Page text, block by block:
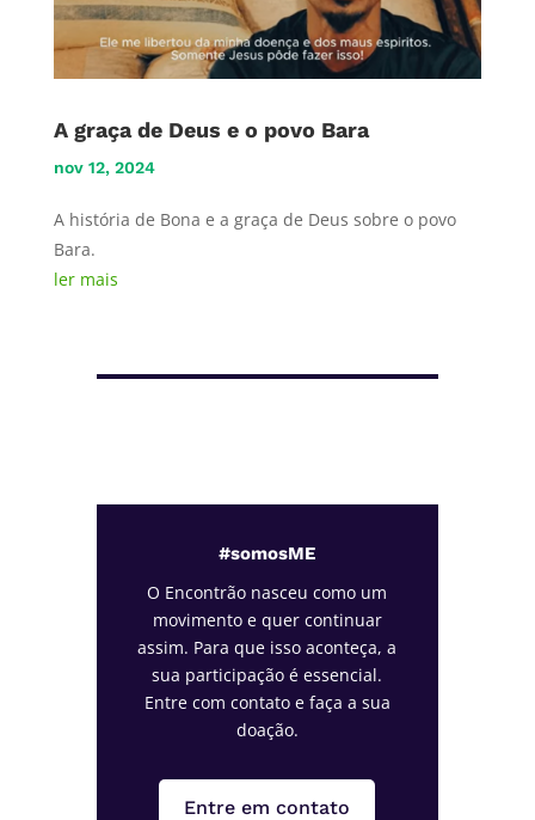
A graça de Deus e o povo Bara
nov 12, 2024
A história de Bona e a graça de Deus sobre o povo
Bara.
ler mais
#somosME
O Encontrão nasceu como um
movimento e quer continuar
assim. Para que isso aconteça, a
sua participação é essencial.
Entre com contato e faça a sua
doação.
Entre em contato